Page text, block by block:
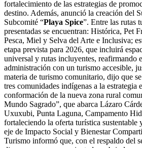
fortalecimiento de las estrategias de
destino. Además, anunció la creación del
Subcomité “Playa Spice”. Entre las rutas
presentadas se encuentran: Histórica, Pet
Pesca, Miel y Selva del Arte e Inclusiva;
etapa prevista para 2026, que incluirá
universal y rutas incluyentes, reafirmando
administración con un turismo accesible,
materia de turismo comunitario, dijo que
tres comunidades indígenas a la estrategia
conformación de la nueva zona rural
Mundo Sagrado”, que abarca Lázaro
Uxuxubi, Punta Laguna, Campamento
fortaleciendo la oferta turística sustentable
eje de Impacto Social y Bienestar
Turismo informó que, con el respaldo del